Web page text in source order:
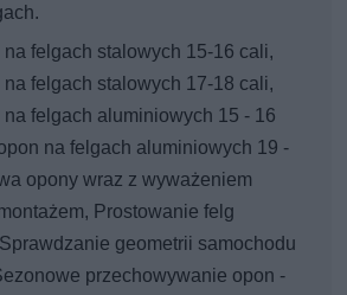
felgach stalowych 15-16 cali,
felgach stalowych 17-18 cali,
felgach aluminiowych 15 - 16
na felgach aluminiowych 19 -
opony wraz z wyważeniem
Prostowanie felg
geometrii samochodu
przechowywanie opon -